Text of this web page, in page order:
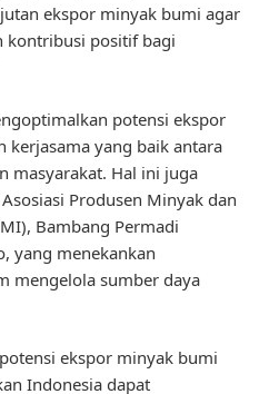
ekspor minyak bumi agar
kontribusi positif bagi
potensi ekspor
kerjasama yang baik antara
masyarakat. Hal ini juga
Produsen Minyak dan
Bambang Permadi
yang menekankan
mengelola sumber daya
ekspor minyak bumi
Indonesia dapat